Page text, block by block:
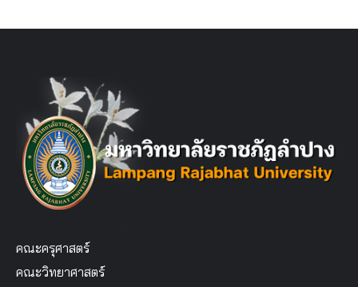
คณะครุศาสตร์
คณะวิทยาศาสตร์